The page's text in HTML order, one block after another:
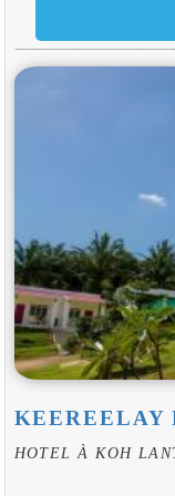
KEEREELAY
HOTEL À KOH